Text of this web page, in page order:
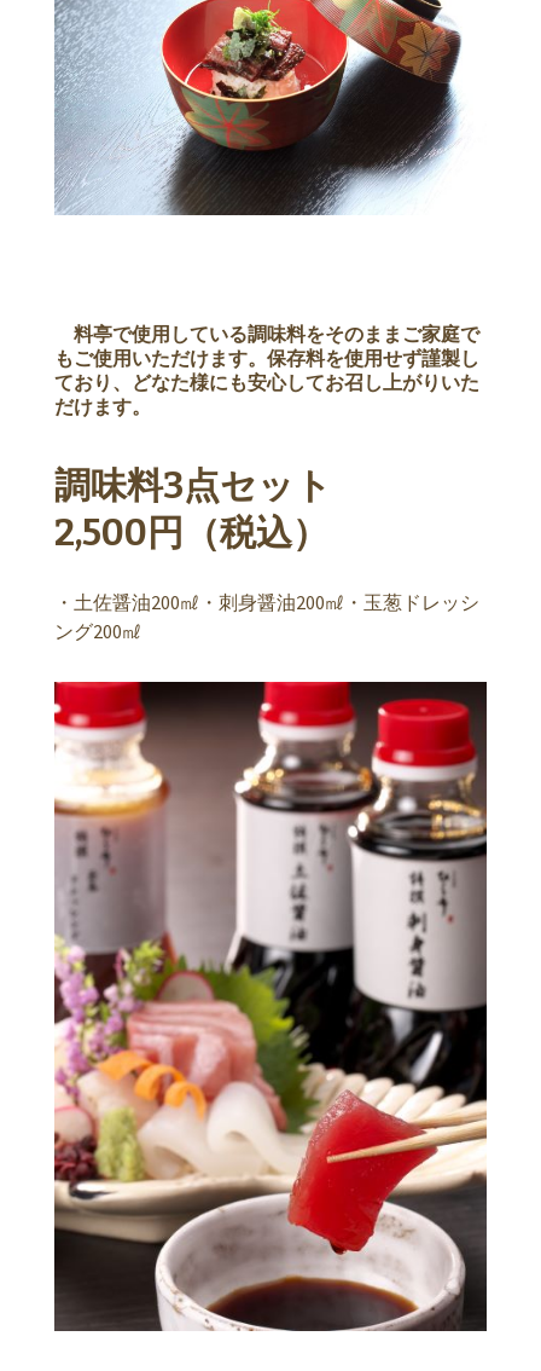
料亭で使用している調味料をそのままご家庭で
もご使用いただけます。保存料を使用せず謹製し
ており、どなた様にも安心してお召し上がりいた
だけます。
調味料3点セット
2,500円（税込）
・土佐醤油200㎖・刺身醤油200㎖・玉葱ドレッシ
ング200㎖